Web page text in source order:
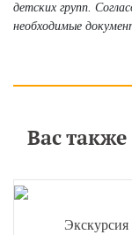
детских групп.
необходимые
Вас